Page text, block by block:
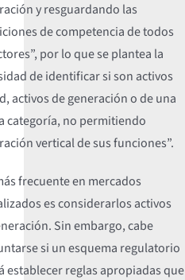
y resguardando las
de competencia de todos
por lo que se plantea la
de identificar si son activos
activos de generación o de una
categoría, no permitiendo
vertical de sus funciones”.
frecuente en mercados
es considerarlos activos
Sin embargo, cabe
si un esquema regulatorio
establecer reglas apropiadas que